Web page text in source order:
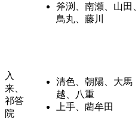
斧渕、南瀬、山田、
鳥丸、藤川
入
来、
祁答
院
清色、朝陽、大馬
越、八重
上手、藺牟田